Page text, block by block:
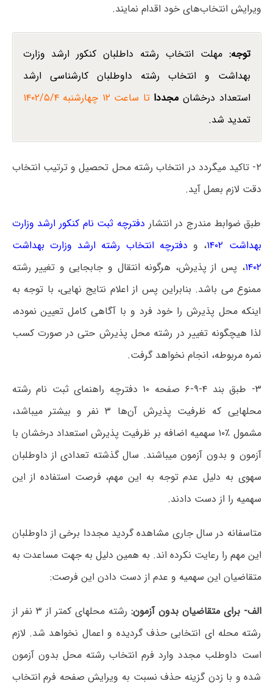
ویرایش انتخاب‌های خود اقدام نمایند.
توجه: مهلت انتخاب رشته داطلبان کنکور ارشد وزارت
بهداشت و انتخاب رشته داوطلبان کارشناسی ارشد
استعداد درخشان مجددا تا ساعت ۱۲ چهارشنبه ۱۴۰۲/۵/۴
تمدید شد.
۲- تاکید میگردد در انتخاب رشته محل تحصیل و ترتیب انتخاب
دقت لازم بعمل آید.
طبق ضوابط مندرج در انتشار دفترچه ثبت نام کنکور ارشد وزارت
بهداشت ۱۴۰۲
، و دفترچه انتخاب رشته ارشد وزارت بهداشت
۱۴۰۲، پس از پذیرش، هرگونه انتقال و جابجایی و تغییر رشته
ممنوع می باشد. بنابراین پس از اعلام نتایج نهایی، با توجه به
اینکه محل پذیرش را خود فرد و با آگاهی کامل تعیین نموده،
لذا هیچگونه تغییر در رشته محل پذیرش حتی در صورت کسب
نمره مربوطه، انجام نخواهد گرفت.
۳- طبق بند ۴-۹-۶ صفحه ۱۰ دفترچه راهنمای ثبت نام رشته
محلهایی که ظرفیت پذیرش آن‌ها ۳ نفر و بیشتر میباشد،
مشمول ٪۱۰ سهمیه اضافه بر ظرفیت پذیرش استعداد درخشان با
آزمون و بدون آزمون میباشند. سال گذشته تعدادی از داوطلبان
سهوی به دلیل‌ عدم توجه به این مهم، فرصت استفاده از این
سهمیه را از دست دادند.
متاسفانه در سال جاری مشاهده گردید مجددا برخی از داوطلبان
این مهم را رعایت نکرده اند. به همین دلیل به جهت مساعدت به
متقاضیان این سهمیه و عدم از دست دادن این فرصت:
الف- برای متقاضیان بدون آزمون:
رشته محلهای کمتر از ۳ نفر از
رشته محله ای انتخابی حذف گردیده و اعمال نخواهد شد. لازم
است داوطلب مجدد وارد فرم انتخاب رشته محل بدون آزمون
شده و با زدن گزینه حذف نسبت به ویرایش صفحه فرم انتخاب